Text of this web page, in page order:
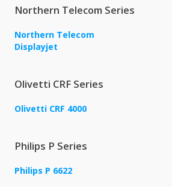
Northern Telecom Series
Northern Telecom
Displayjet
Olivetti CRF Series
Olivetti CRF 4000
Philips P Series
Philips P 6622